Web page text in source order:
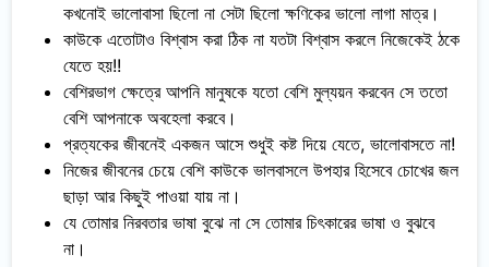
কখনোই ভালোবাসা ছিলো না সেটা ছিলো ক্ষণিকের ভালো লাগা মাত্র।
কাউকে এতোটাও বিশ্বাস করা ঠিক না যতটা বিশ্বাস করলে নিজেকেই ঠকে
যেতে হয়!!
বেশিরভাগ ক্ষেত্রে আপনি মানুষকে যতো বেশি মুল্যয়ন করবেন সে ততো
বেশি আপনাকে অবহেলা করবে।
প্রত্যকের জীবনেই একজন আসে শুধুই কষ্ট দিয়ে যেতে, ভালোবাসতে না!
নিজের জীবনের চেয়ে বেশি কাউকে ভালবাসলে উপহার হিসেবে চোখের জল
ছাড়া আর কিছুই পাওয়া যায় না।
যে তোমার নিরবতার ভাষা বুঝে না সে তোমার চিৎকারের ভাষা ও বুঝবে
না।